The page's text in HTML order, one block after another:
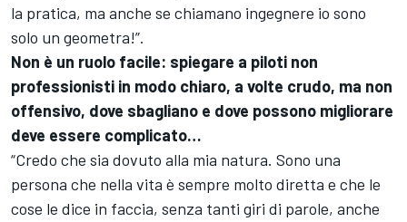
la pratica, ma anche se chiamano ingegnere io sono
solo un geometra!”.
Non è un ruolo facile: spiegare a piloti non
professionisti in modo chiaro, a volte crudo, ma non
offensivo, dove sbagliano e dove possono migliorare
deve essere complicato…
“Credo che sia dovuto alla mia natura. Sono una
persona che nella vita è sempre molto diretta e che le
cose le dice in faccia, senza tanti giri di parole, anche